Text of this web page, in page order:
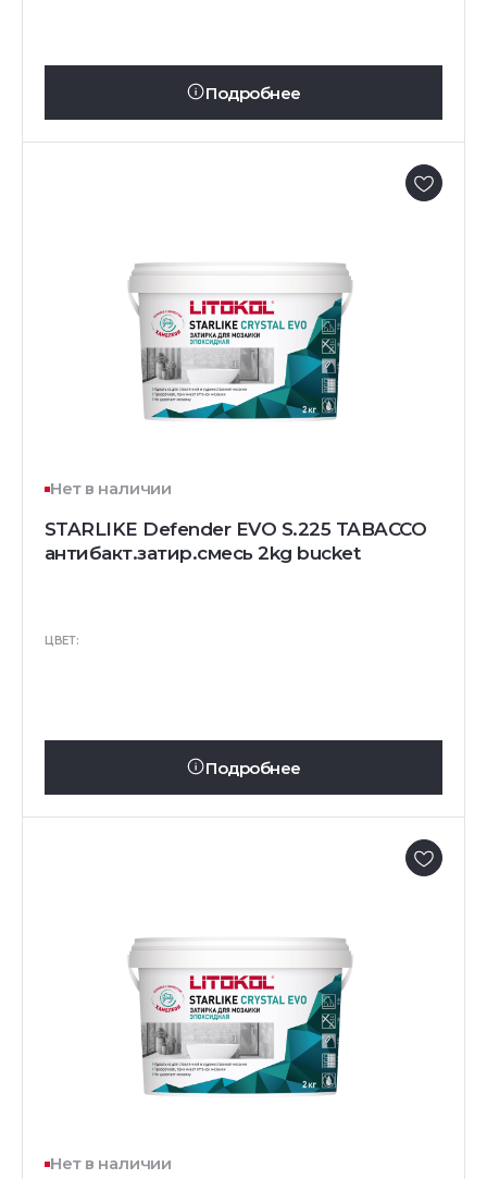
Подробнее
Нет в наличии
STARLIKE Defender EVO S.225 TABACCO
антибакт.затир.смесь 2kg bucket
ЦВЕТ:
Подробнее
Нет в наличии